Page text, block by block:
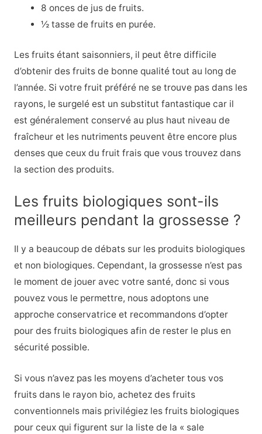
8 onces de jus de fruits.
½ tasse de fruits en purée.
Les fruits étant saisonniers, il peut être difficile
d’obtenir des fruits de bonne qualité tout au long de
l’année. Si votre fruit préféré ne se trouve pas dans les
rayons, le surgelé est un substitut fantastique car il
est généralement conservé au plus haut niveau de
fraîcheur et les nutriments peuvent être encore plus
denses que ceux du fruit frais que vous trouvez dans
la section des produits.
Les fruits biologiques sont-ils
meilleurs pendant la grossesse ?
Il y a beaucoup de débats sur les produits biologiques
et non biologiques. Cependant, la grossesse n’est pas
le moment de jouer avec votre santé, donc si vous
pouvez vous le permettre, nous adoptons une
approche conservatrice et recommandons d’opter
pour des fruits biologiques afin de rester le plus en
sécurité possible.
Si vous n’avez pas les moyens d’acheter tous vos
fruits dans le rayon bio, achetez des fruits
conventionnels mais privilégiez les fruits biologiques
pour ceux qui figurent sur la liste de la « sale